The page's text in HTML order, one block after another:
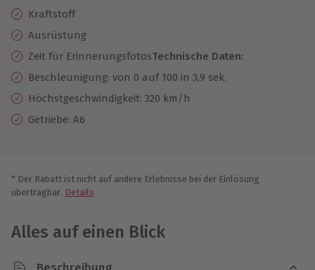
Kraftstoff
Ausrüstung
Zeit für ErinnerungsfotosTechnische Daten:
Beschleunigung: von 0 auf 100 in 3,9 sek.
Höchstgeschwindigkeit: 320 km/h
Getriebe: A6
* Der Rabatt ist nicht auf andere Erlebnisse bei der Einlösung
übertragbar. Details
Alles auf einen Blick